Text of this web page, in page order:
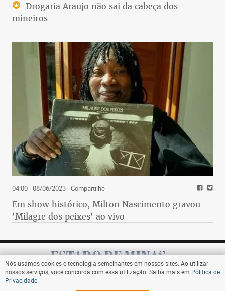
Drogaria Araujo não sai da cabeça dos
mineiros
04:00 - 08/06/2023- Compartilhe
Em show histórico, Milton Nascimento gravou
'Milagre dos peixes' ao vivo
Nós usamos cookies e tecnologia semelhantes em nossos sites. Ao utilizar
nossos serviços, você concorda com essa utilização. Saiba mais em Política de
Privacidade